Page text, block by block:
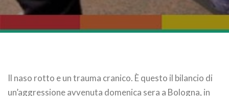
Il naso rotto e un trauma cranico. È questo il bilancio di
un’aggressione avvenuta domenica sera a Bologna, in